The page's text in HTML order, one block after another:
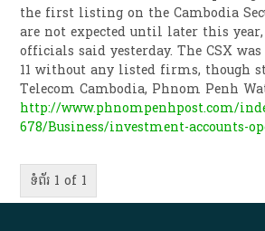
the first listing on the Cambodia
are not expected until later this
officials said yesterday. The CSX
11 without any listed firms, though
Telecom Cambodia, Phnom Penh
http://www.phnompenhpost.com/
678/Business/investment-accounts-
ទំព័រ 1 of 1